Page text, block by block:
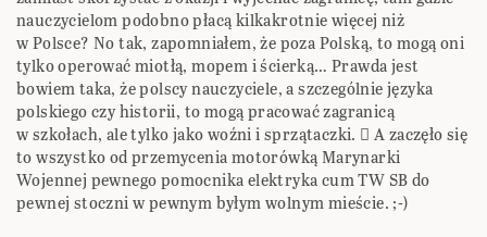
nauczycielom podobno płacą ‎kilkakrotnie więcej niż
w Polsce? No tak, zapomniałem, że poza Polską, to mogą oni
tylko ‎operować miotłą, mopem i ścierką… Prawda jest
bowiem taka, że polscy nauczyciele, a ‎szczególnie języka
polskiego czy historii, to mogą pracować zagranicą
w szkołach, ale tylko ‎jako woźni i sprzątaczki.  A zaczęło się
to wszystko od przemycenia motorówką Marynarki
‎Wojennej pewnego pomocnika elektryka cum TW SB do
pewnej stoczni w pewnym byłym ‎wolnym mieście. ;-)‎